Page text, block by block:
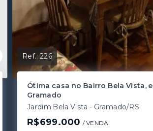
Ref.:226
Ótima casa no Bairro Bela Vista,
Gramado
Jardim Bela Vista - Gramado/RS
R$699.000 / VENDA